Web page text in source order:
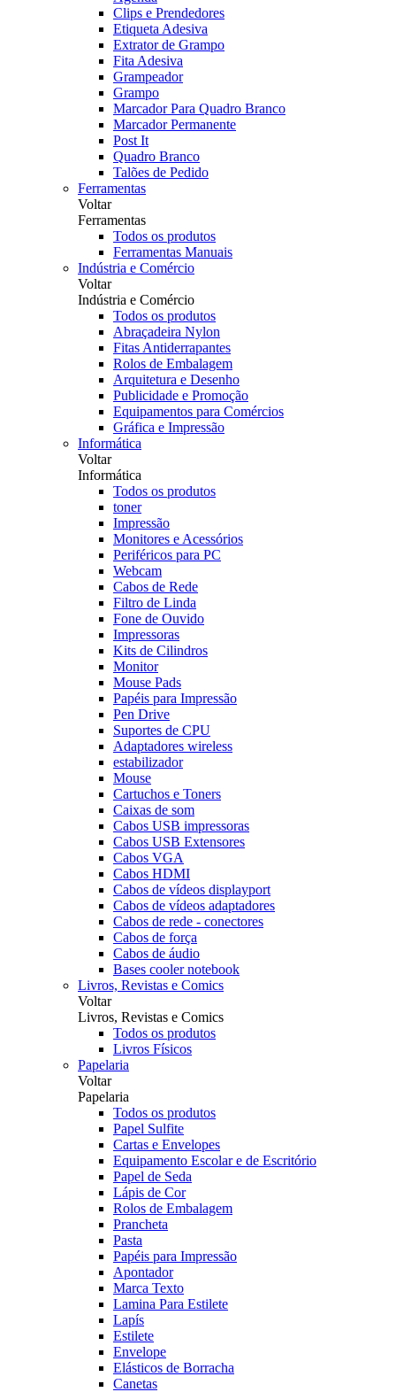
Clips e Prendedores
Etiqueta Adesiva
Extrator de Grampo
Fita Adesiva
Grampeador
Grampo
Marcador Para Quadro Branco
Marcador Permanente
Post It
Quadro Branco
Talões de Pedido
Ferramentas
Voltar
Ferramentas
Todos os produtos
Ferramentas Manuais
Indústria e Comércio
Voltar
Indústria e Comércio
Todos os produtos
Abraçadeira Nylon
Fitas Antiderrapantes
Rolos de Embalagem
Arquitetura e Desenho
Publicidade e Promoção
Equipamentos para Comércios
Gráfica e Impressão
Informática
Voltar
Informática
Todos os produtos
toner
Impressão
Monitores e Acessórios
Periféricos para PC
Webcam
Cabos de Rede
Filtro de Linda
Fone de Ouvido
Impressoras
Kits de Cilindros
Monitor
Mouse Pads
Papéis para Impressão
Pen Drive
Suportes de CPU
Adaptadores wireless
estabilizador
Mouse
Cartuchos e Toners
Caixas de som
Cabos USB impressoras
Cabos USB Extensores
Cabos VGA
Cabos HDMI
Cabos de vídeos displayport
Cabos de vídeos adaptadores
Cabos de rede - conectores
Cabos de força
Cabos de áudio
Bases cooler notebook
Livros, Revistas e Comics
Voltar
Livros, Revistas e Comics
Todos os produtos
Livros Físicos
Papelaria
Voltar
Papelaria
Todos os produtos
Papel Sulfite
Cartas e Envelopes
Equipamento Escolar e de Escritório
Papel de Seda
Lápis de Cor
Rolos de Embalagem
Prancheta
Pasta
Papéis para Impressão
Apontador
Marca Texto
Lamina Para Estilete
Lapís
Estilete
Envelope
Elásticos de Borracha
Canetas